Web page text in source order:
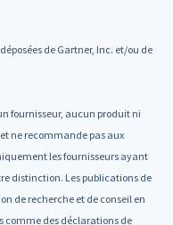
de Gartner, Inc. et/ou de
fournisseur, aucun produit ni
ne recommande pas aux
les fournisseurs ayant
distinction. Les publications de
de recherche et de conseil en
comme des déclarations de